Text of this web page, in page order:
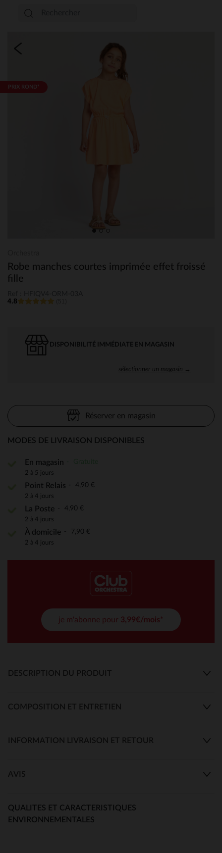
PRIX ROND*
Robe manches courtes imprimée effet froissé
fille
4.8
DISPONIBILITÉ IMMÉDIATE EN MAGASIN
sélectionner un magasin →
Réserver en magasin
MODES DE LIVRAISON DISPONIBLES
En magasin
2 à 5 jours
Point Relais 4,90 €
2 à 4 jours
La Poste 4,90 €
2 à 4 jours
À domicile 7,90 €
2 à 4 jours
je m'abonne pour 3,99€/mois*
DESCRIPTION DU PRODUIT
COMPOSITION ET ENTRETIEN
INFORMATION LIVRAISON ET RETOUR
AVIS
QUALITES ET CARACTERISTIQUES
ENVIRONNEMENTALES